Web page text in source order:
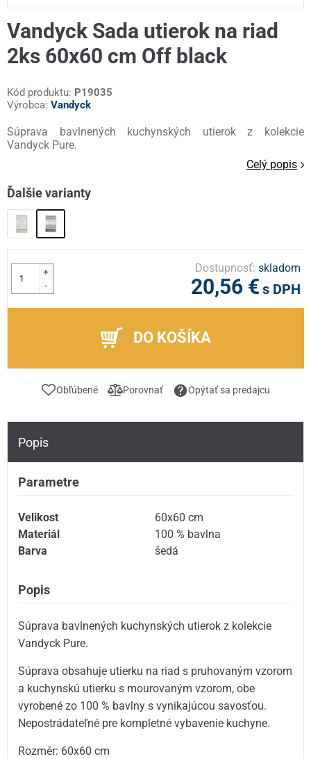
Vandyck Sada utierok na riad
2ks 60x60 cm Off black
Kód produktu: P19035
Výrobca: Vandyck
Súprava bavlnených kuchynských utierok z kolekcie
Vandyck Pure.
Celý popis
Ďalšie varianty
+
-
Dostupnosť:skladom
20,56 € s DPH
DO KOŠÍKA
Obľúbené Porovnať Opýtať sa predajcu
Popis
Parametre
Velikost
60x60 cm
Materiál
100 % bavlna
Barva
šedá
Popis
Súprava bavlnených kuchynských utierok z kolekcie
Vandyck Pure.
Súprava obsahuje utierku na riad s pruhovaným vzorom
a kuchynskú utierku s mourovaným vzorom, obe
vyrobené zo 100 % bavlny s vynikajúcou savosťou.
Nepostrádateľné pre kompletné vybavenie kuchyne.
Rozměr: 60x60 cm